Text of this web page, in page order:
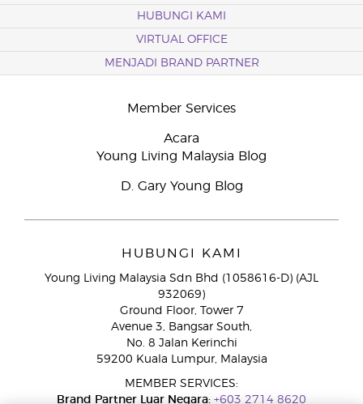
HUBUNGI KAMI
VIRTUAL OFFICE
MENJADI BRAND PARTNER
Member Services
Acara
Young Living Malaysia Blog
D. Gary Young Blog
HUBUNGI KAMI
Young Living Malaysia Sdn Bhd (1058616-D) (AJL
932069)
Ground Floor, Tower 7
Avenue 3, Bangsar South,
No. 8 Jalan Kerinchi
59200 Kuala Lumpur, Malaysia
MEMBER SERVICES:
Brand Partner Luar Negara: +603 2714 8620